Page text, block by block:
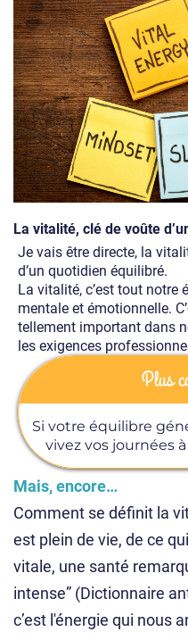
La vitalité, clé de voûte
Je vais être directe, la
d’un quotidien équilibré.
La vitalité, c’est tout notre
mentale et émotionnelle.
tellement important dans
les exigences
Plus
Si votre équilibre
vivez vos journées
Mais, encore…
Comment se définit la
est plein de vie, de ce
vitale, une santé
intense” (Dictionnaire
c’est l'énergie qui nous